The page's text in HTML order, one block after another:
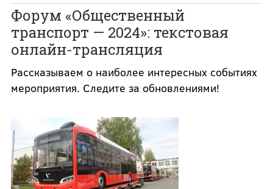
Форум «Общественный
транспорт — 2024»: текстовая
онлайн-трансляция
Рассказываем о наиболее интересных событиях
мероприятия. Следите за обновлениями!